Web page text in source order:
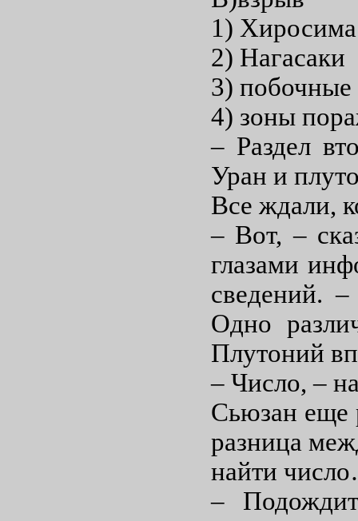
1) Хиросима
2) Нагасаки
3) побочные
4) зоны
– Раздел
Уран и
Все ждали,
– Вот, –
глазами
сведений.
Одно
Плутоний
– Число, –
Сьюзан еще
разница
найти
–